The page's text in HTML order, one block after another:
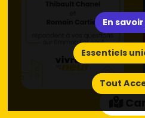
En
Essentiels
Tout